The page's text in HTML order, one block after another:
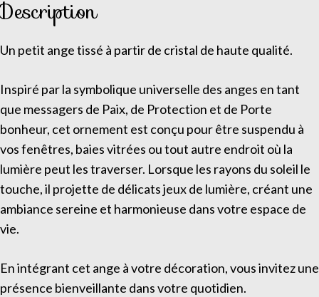
Description
Un petit ange tissé à partir de cristal de haute qualité.
Inspiré par la symbolique universelle des anges en tant
que messagers de Paix, de Protection et de Porte
bonheur, cet ornement est conçu pour être suspendu à
vos fenêtres, baies vitrées ou tout autre endroit où la
lumière peut les traverser. Lorsque les rayons du soleil le
touche, il projette de délicats jeux de lumière, créant une
ambiance sereine et harmonieuse dans votre espace de
vie.
En intégrant cet ange à votre décoration, vous invitez une
présence bienveillante dans votre quotidien.